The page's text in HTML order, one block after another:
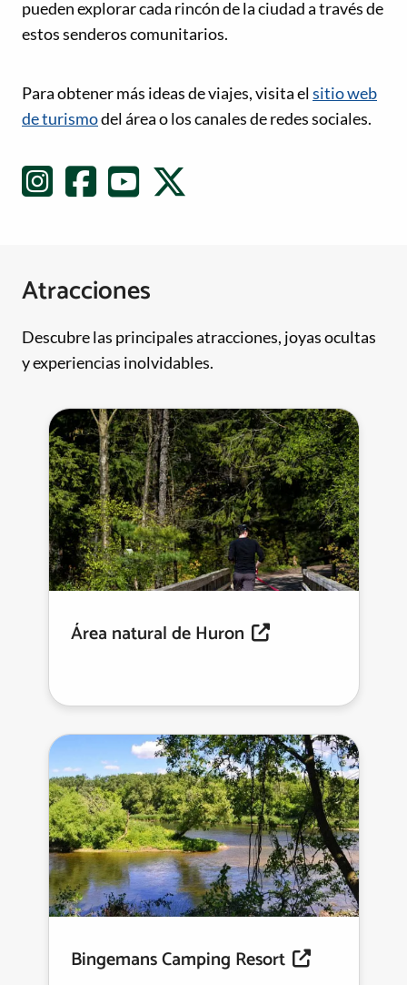
pueden explorar cada rincón de la ciudad a través de
estos senderos comunitarios.
Enlaces de redes sociales
Para obtener más ideas de viajes, visita elsitio web
de turismodel área o los canales de redes sociales.
Atracciones
Descubre las principales atracciones, joyas ocultas
y experiencias inolvidables.
Área natural de Huron
Bingemans Camping Resort